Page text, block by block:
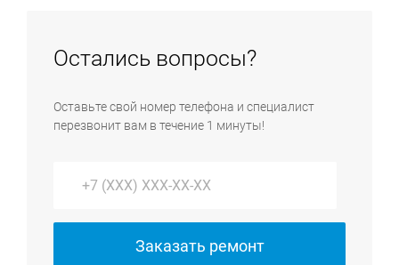
центре, мы направим к вам инженера, который
преимущественно выполняются услуги по ремонту
крупной бытовой техники и установке всей
Остались вопросы?
Оставьте свой номер телефона и специалист
перезвонит вам в течение 1 минуты!
Заказать ремонт